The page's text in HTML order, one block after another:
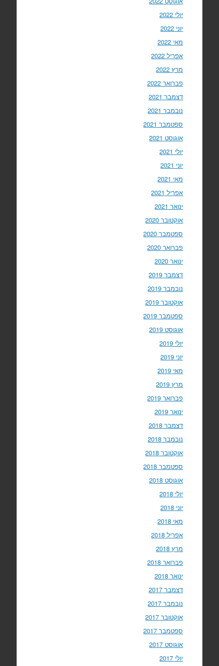
יולי 2022
יוני 2022
מאי 2022
אפריל 2022
מרץ 2022
פברואר 2022
דצמבר 2021
נובמבר 2021
ספטמבר 2021
אוגוסט 2021
יולי 2021
יוני 2021
מאי 2021
אפריל 2021
ינואר 2021
אוקטובר 2020
ספטמבר 2020
פברואר 2020
ינואר 2020
דצמבר 2019
נובמבר 2019
אוקטובר 2019
ספטמבר 2019
אוגוסט 2019
יולי 2019
יוני 2019
מאי 2019
מרץ 2019
פברואר 2019
ינואר 2019
דצמבר 2018
נובמבר 2018
אוקטובר 2018
ספטמבר 2018
אוגוסט 2018
יולי 2018
יוני 2018
מאי 2018
אפריל 2018
מרץ 2018
פברואר 2018
ינואר 2018
דצמבר 2017
נובמבר 2017
אוקטובר 2017
ספטמבר 2017
אוגוסט 2017
יולי 2017